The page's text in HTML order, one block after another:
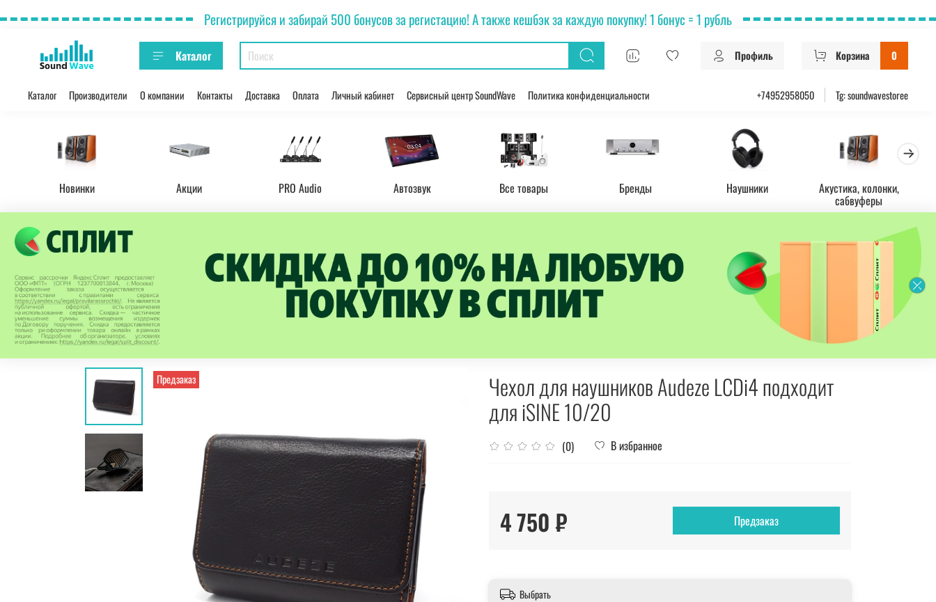
Регистрируйся и забирай 500 бонусов за регистацию! А также кешбэк за каждую покупку! 1 бонус = 1 рубль
Каталог Профиль Корзина 0
Каталог Производители О компании Контакты Доставка Оплата Личный кабинет Сервисный центр SoundWave Политика конфиденциальности +74952958050 Tg: soundwavestoree
Новинки Акции PRO Audio Автозвук Все товары Бренды Наушники Акустика, колонки,
сабвуферы
Предзаказ
Чехол для наушников Audeze LCDi4 подходит
для iSINE 10/20
(0) В избранное
4 750 ₽ Предзаказ
Выбрать